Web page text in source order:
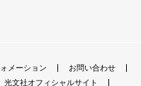
メーション
お問い合わせ
光文社オフィシャルサイト